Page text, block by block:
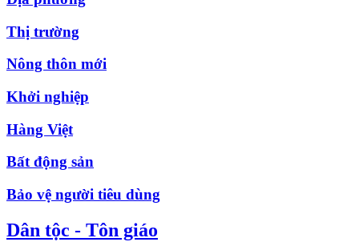
Thị trường
Nông thôn mới
Khởi nghiệp
Hàng Việt
Bất động sản
Bảo vệ người tiêu dùng
Dân tộc - Tôn giáo